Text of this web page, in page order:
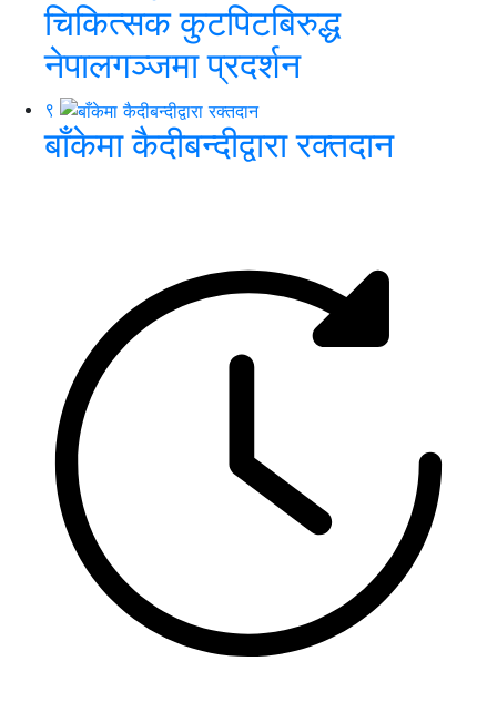
चिकित्सक कुटपिटबिरुद्ध
नेपालगञ्जमा प्रदर्शन
९
बाँकेमा कैदीबन्दीद्वारा रक्तदान